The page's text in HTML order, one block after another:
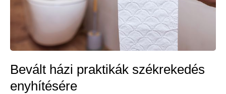
Bevált házi praktikák székrekedés
enyhítésére